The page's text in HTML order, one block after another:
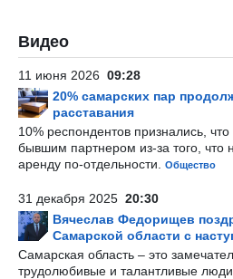
Видео
11 июня 2026 09:28
20% самарских пар
расставания
10% респондентов признались,
бывшим партнером из-за того, что
аренду по-отдельности.
Общество
31 декабря 2025 20:30
Вячеслав Федорищев
Самарской области с
Самарская область – это
трудолюбивые и талантливые